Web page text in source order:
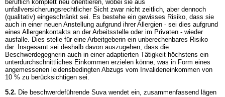
beruflich komplett neu orientieren, wobei sie aus
unfallversicherungsrechtlicher Sicht zwar nicht zeitlich, aber dennoch
(qualitativ) eingeschränkt sei. Es bestehe ein gewisses Risiko, dass sie
auch in einer neuen Anstellung aufgrund ihrer Allergien - sei dies aufgrund
eines Allergenkontakts an der Arbeitsstelle oder im Privaten - wieder
ausfalle. Dies stelle für eine Arbeitgeberin ein unberechenbares Risiko
dar. Insgesamt sei deshalb davon auszugehen, dass die
Beschwerdegegnerin auch in einer adaptierten Tätigkeit höchstens ein
unterdurchschnittliches Einkommen erzielen könne, was in Form eines
angemessenen leidensbedingten Abzugs vom Invalideneinkommen von
10 % zu berücksichtigen sei.
5.2. Die beschwerdeführende Suva wendet ein, zusammenfassend lägen